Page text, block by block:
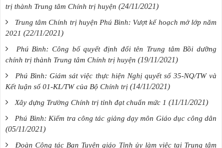
trị thành Trung tâm Chính trị huyện (24/11/2021)
Trung tâm Chính trị huyện Phú Bình: Vượt kế hoạch mở lớp năm
2021 (22/11/2021)
Phú Bình: Công bố quyết định đổi tên Trung tâm Bồi dưỡng
chính trị thành Trung tâm Chính trị huyện (19/11/2021)
Phú Bình: Giám sát việc thực hiện Nghị quyết số 35-NQ/TW và
Kết luận số 01-KL/TW của Bộ Chính trị (14/11/2021)
Xây dựng Trường Chính trị tỉnh đạt chuẩn mức 1 (11/11/2021)
Phú Bình: Kiểm tra công tác giảng dạy môn Giáo dục công dân
(05/11/2021)
Đoàn Công tác Ban Tuyên giáo Tỉnh ủy làm việc tại Trung tâm